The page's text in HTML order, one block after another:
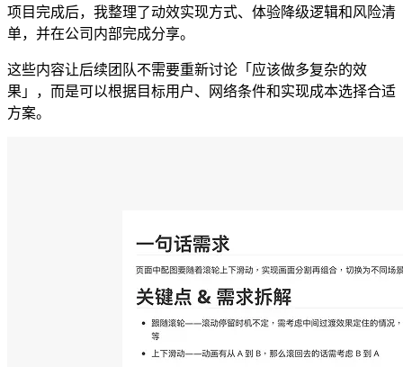
项目完成后，我整理了动效实现方式、体验降级逻辑和风险清
单，并在公司内部完成分享。
这些内容让后续团队不需要重新讨论「应该做多复杂的效
果」，而是可以根据目标用户、网络条件和实现成本选择合适
方案。